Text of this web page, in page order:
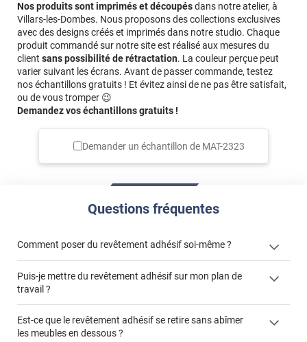
Nos produits sont imprimés et découpésdans notre atelier, à
Villars-les-Dombes. Nous proposons des collections exclusives
avec des designs créés et imprimés dans notre studio. Chaque
produit commandé sur notre site est réalisé aux mesures du
client sans possibilité de rétractation. La couleur perçue peut
varier suivant les écrans. Avant de passer commande, testez
nos échantillons gratuits ! Et évitez ainsi de ne pas être satisfait,
ou de vous tromper 😉
Demandez vos échantillons gratuits !
Demander un échantillon de MAT-2323
Questions fréquentes
Comment poser du revêtement adhésif soi-même ?
« Comment poser un revêtement adhésif ? »
Puis-je mettre du revêtement adhésif sur mon plan de
travail ?
Est-ce que le revêtement adhésif se retire sans abîmer
les meubles en dessous ?